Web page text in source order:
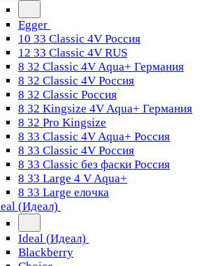
Egger
10 33 Classic 4V Россия
12 33 Classic 4V RUS
8 32 Classic 4V Aqua+ Германия
8 32 Classic 4V Россия
8 32 Classic Россия
8 32 Kingsize 4V Aqua+ Германия
8 32 Pro Kingsize
8 33 Classic 4V Aqua+ Россия
8 33 Classic 4V Россия
8 33 Classic без фаски Россия
8 33 Large 4 V Aqua+
8 33 Large елочка
(Идеал)
Ideal (Идеал)
Blackberry